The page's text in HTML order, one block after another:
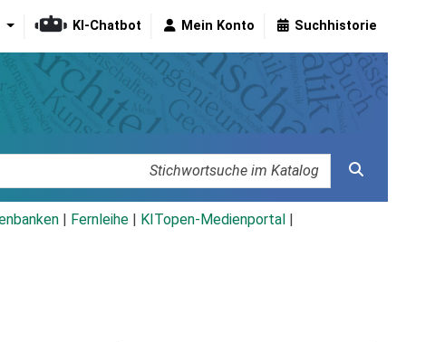
KI-Chatbot Mein Konto Suchhistorie
Fernleihe KITopen-Medienportal